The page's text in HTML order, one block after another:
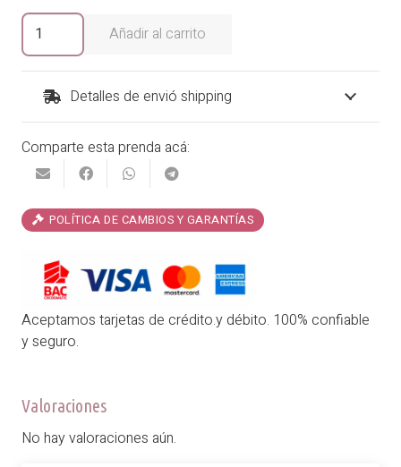
era:
Blusa
Aleja
cantidad
Añadir al carrito
Detalles de envió shipping
Comparte esta prenda acá:
POLÍTICA DE CAMBIOS Y GARANTÍAS
Aceptamos tarjetas de crédito.y débito. 100% confiable
y seguro.
Valoraciones
No hay valoraciones aún.